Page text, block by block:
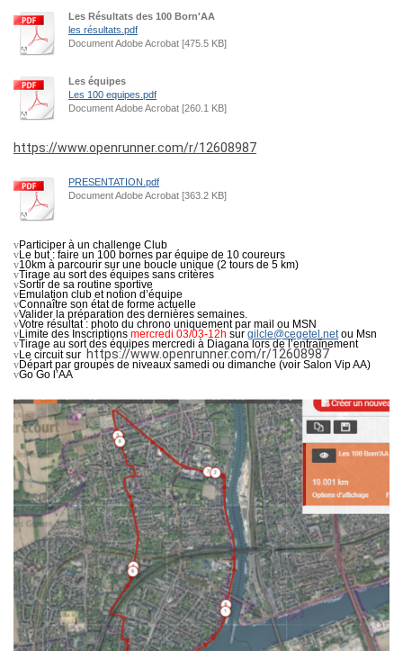
Les Résultats des 100 Born'AA
les résultats.pdf
Document Adobe Acrobat [475.5 KB]
Les équipes
Les 100 equipes.pdf
Document Adobe Acrobat [260.1 KB]
https://www.openrunner.com/r/12608987
PRESENTATION.pdf
Document Adobe Acrobat [363.2 KB]
vParticiper à un challenge Club
vLe but : faire un 100 bornes par équipe de 10 coureurs
v10km à parcourir sur une boucle unique (2 tours de 5 km)
vTirage au sort des équipes sans critères
vSortir de sa routine sportive
vEmulation club et notion d’équipe
vConnaître son état de forme actuelle
vValider la préparation des dernières semaines.
vVotre résultat : photo du chrono uniquement par mail ou MSN
vLimite des Inscriptions mercredi 03/03-12h sur gilcle@cegetel.netou Msn
vTirage au sort des équipes mercredi à Diagana lors de l’entraînement
vLe circuit sur https://www.openrunner.com/r/12608987
vDépart par groupes de niveaux samedi ou dimanche (voir Salon Vip AA)
vGo Go l’AA